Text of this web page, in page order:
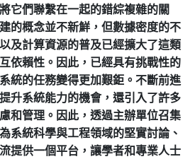
它們聯繫在一起的錯綜複雜的關
的概念並不新鮮，但數據密度的不
及計算資源的普及已經擴大了這類
依賴性。因此，已經具有挑戰性的
統的任務變得更加艱鉅。不斷前進
升系統能力的機會，還引入了許多
和管理。因此，透過主辦單位召集
系統科學與工程領域的堅實討論、
提供一個平台，讓學者和專業人士